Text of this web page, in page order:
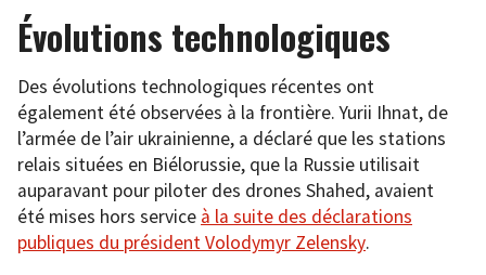
Évolutions technologiques
Des évolutions technologiques récentes ont
également été observées à la frontière. Yurii Ihnat, de
l’armée de l’air ukrainienne, a déclaré que les stations
relais situées en Biélorussie, que la Russie utilisait
auparavant pour piloter des drones Shahed, avaient
été mises hors service à la suite des déclarations
publiques du président Volodymyr Zelensky.